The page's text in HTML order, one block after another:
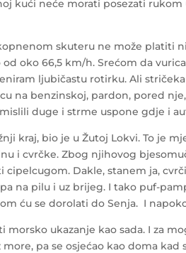
kući neće morati posezati
skuteru ne može platiti
oko 66,5 km/h. Srećom da
ljubičastu rotirku. Ali
na benzinskoj, pardon, pored
duge i strme uspone gdje i
kraj, bio je u Žutoj Lokvi. To je
i cvrčke. Zbog njihovog
Dakle, stanem ja,
na pilu i uz brijeg. I tako puf-
ću se dorolati do Senja. I
ukazanje kao sada. I za
pa se osjećao kao doma